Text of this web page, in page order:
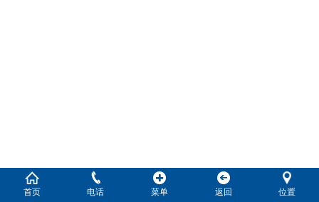
首页 电话 菜单 返回 位置